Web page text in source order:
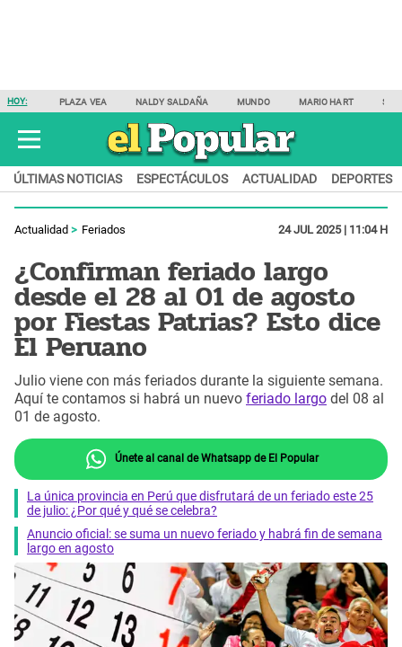
HOY: PLAZA VEA NALDY SALDAÑA MUNDO MARIO HART
ÚLTIMAS NOTICIAS ESPECTÁCULOS ACTUALIDAD DEPORTES
Actualidad Feriados 24 JUL 2025 | 11:04 H
¿Confirman feriado largo
desde el 28 al 01 de agosto
por Fiestas Patrias? Esto dice
El Peruano
Julio viene con más feriados durante la siguiente semana.
Aquí te contamos si habrá un nuevo feriado largo del 08 al
01 de agosto.
Únete al canal de Whatsapp de El Popular
La única provincia en Perú que disfrutará de un feriado este 25
de julio: ¿Por qué y qué se celebra?
Anuncio oficial: se suma un nuevo feriado y habrá fin de semana
largo en agosto